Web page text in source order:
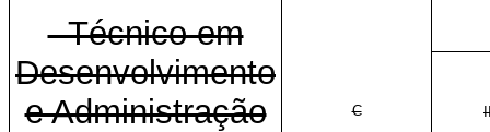
- Técnico em
Desenvolvimento
e Administração
C